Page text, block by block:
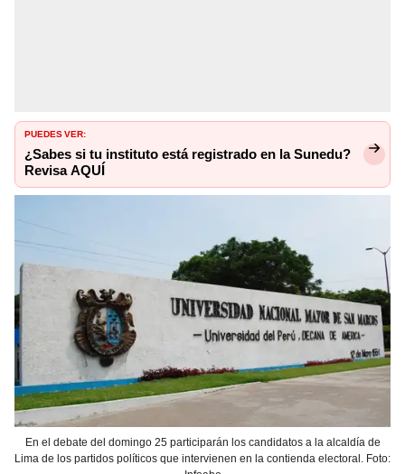
PUEDES VER:
¿Sabes si tu instituto está registrado en la Sunedu?
Revisa AQUÍ
En el debate del domingo 25 participarán los candidatos a la alcaldía de
Lima de los partidos políticos que intervienen en la contienda electoral. Foto: